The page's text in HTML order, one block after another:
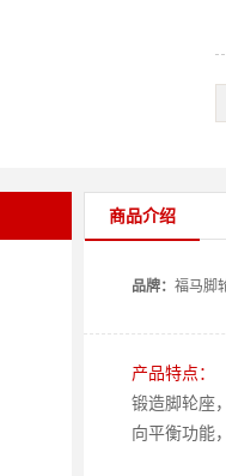
商品介绍
品牌： 福马脚
产品特点：
锻造脚轮座
向平衡功能